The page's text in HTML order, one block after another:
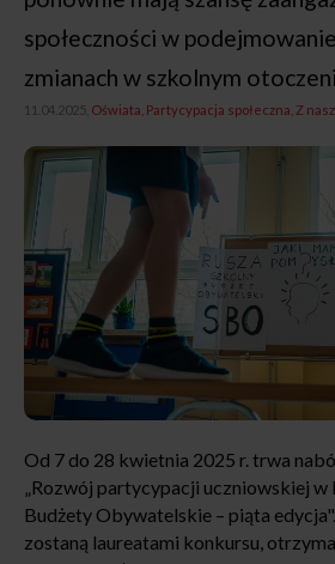
społeczności w
zmianach w szkolnym
11.04.2025, Oświata Partycypacja społeczna Z
Od 7 do 28 kwietnia 2025 r. trwa
„Rozwój partycypacji uczniowskiej w
Budżety Obywatelskie – piąta
zostaną laureatami konkursu,